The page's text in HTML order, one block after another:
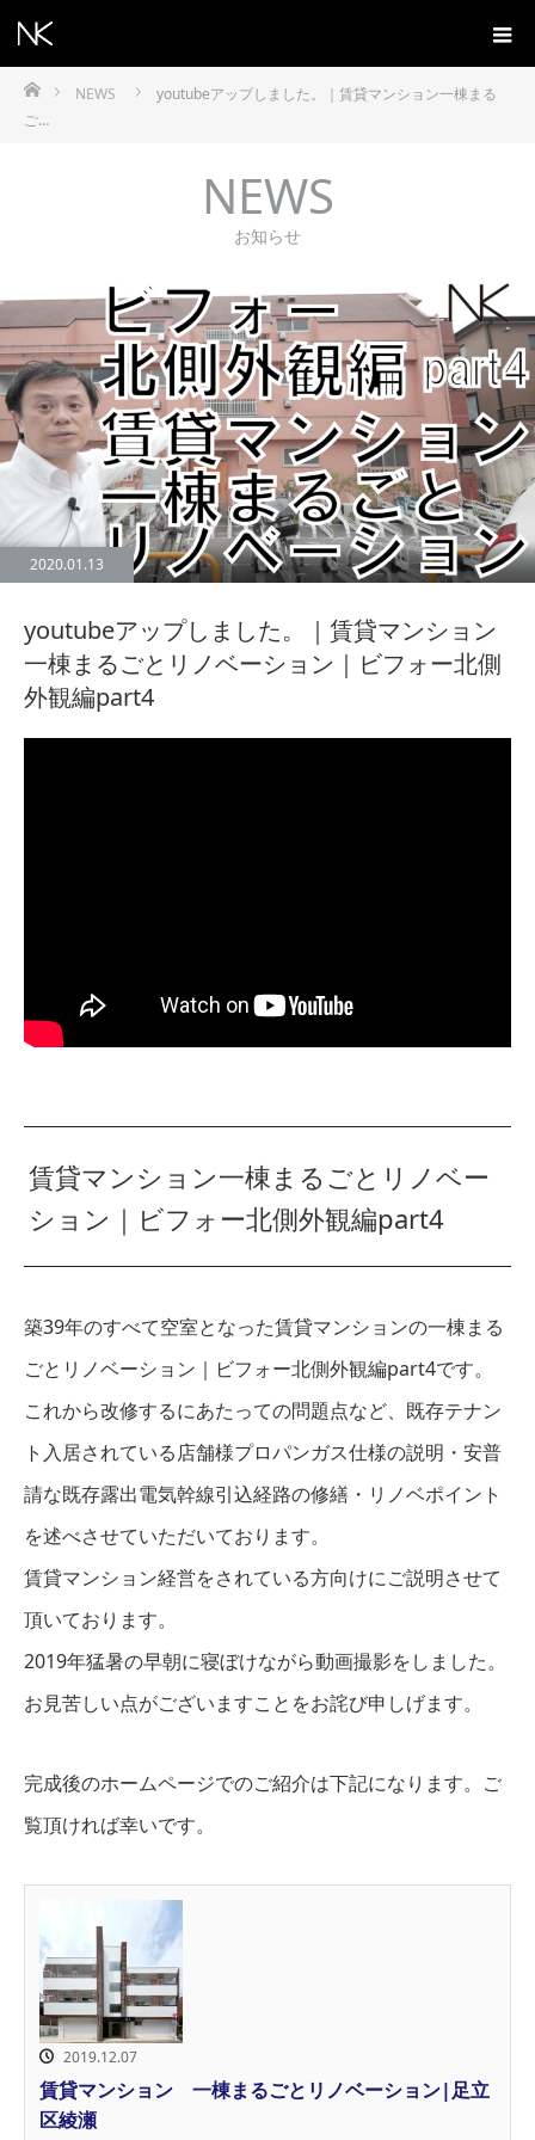
ホームNEWS
youtubeアップしました。｜賃貸マンション一棟まる
ご…
NEWS
お知らせ
2020.01.13
youtubeアップしました。｜賃貸マンション
一棟まるごとリノベーション｜ビフォー北側
外観編part4
賃貸マンション一棟まるごとリノベー
ション｜ビフォー北側外観編part4
築39年のすべて空室となった賃貸マンションの一棟まる
ごとリノベーション｜ビフォー北側外観編part4です。
これから改修するにあたっての問題点など、既存テナン
ト入居されている店舗様プロパンガス仕様の説明・安普
請な既存露出電気幹線引込経路の修繕・リノベポイント
を述べさせていただいております。
賃貸マンション経営をされている方向けにご説明させて
頂いております。
2019年猛暑の早朝に寝ぼけながら動画撮影をしました。
お見苦しい点がございますことをお詫び申しげます。
完成後のホームページでのご紹介は下記になります。ご
覧頂ければ幸いです。
2019.12.07
賃貸マンション 一棟まるごとリノベーション|足立
区綾瀬